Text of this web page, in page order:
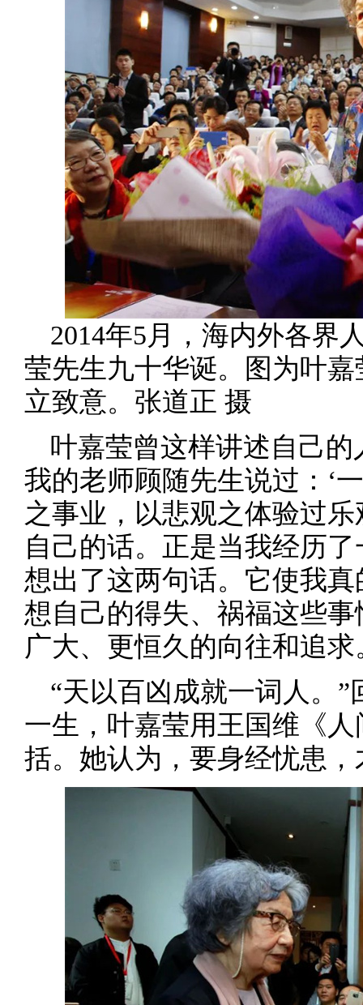
2014年5月，海内外各界
莹先生九十华诞。图为叶
立致意。张道正 摄
叶嘉莹曾这样讲述自己
我的老师顾随先生说过：‘
之事业，以悲观之体验过
自己的话。正是当我经历
想出了这两句话。它使我
想自己的得失、祸福这些
广大、更恒久的向往和追求
“天以百凶成就一词人。
一生，叶嘉莹用王国维《
括。她认为，要身经忧患